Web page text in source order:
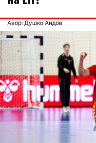
Авор: Душко Андов